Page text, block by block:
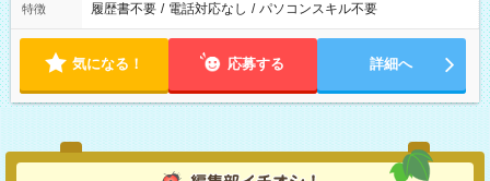
特徴 履歴書不要 / 電話対応なし / パソコンスキル不要
気になる！ 応募する 詳細へ